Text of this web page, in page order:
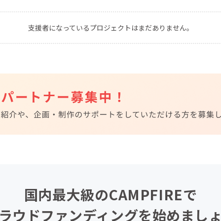
CAMPFIRE for Social Good
CAMPFIRE Creation
CAMPFIREふるさと納税
machi-ya コミュニティ
支援者になっているプロジェクトはまだありません。
国内最大級のCAMPFIREで
ウドファンディングを始めまし